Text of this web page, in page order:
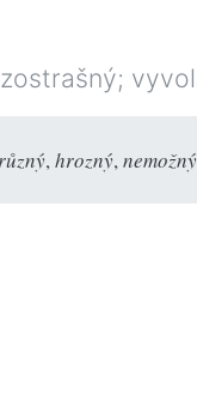
, hrozný, nemožný